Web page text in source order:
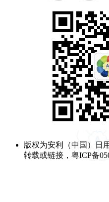
版权为安利（中国）日
转载或链接，粤ICP备